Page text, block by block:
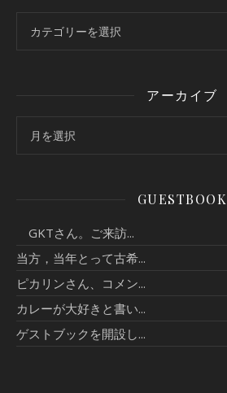
アーカイブ
GUESTBOOK
GKTさん。ご来訪...
当方，当年とって古希...
ピカリンさん、コメン...
カレーが大好きと書い...
ゲストブックを開設し...